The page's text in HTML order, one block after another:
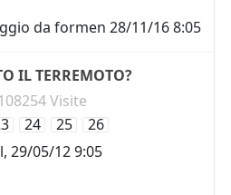
da formen 28/11/16 8:05
IL TERREMOTO?
Visite
24 25
26
, 29/05/12 9:05